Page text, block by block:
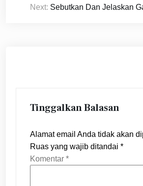
Next: Sebutkan Dan Jelaskan
Tinggalkan Balasan
Alamat email Anda tidak akan
Ruas yang wajib ditandai *
Komentar *